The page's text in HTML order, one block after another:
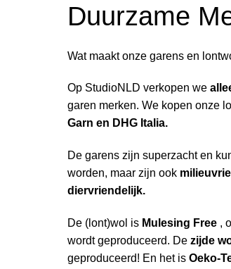
Duurzame
Wat maakt onze garens en
Op StudioNLD verkopen we
garen merken. We kopen onze
Garn en DHG Italia.
De garens zijn superzacht en
worden, maar zijn ook
diervriendelijk.
De (lont)wol is Mulesing Free ,
wordt geproduceerd. Dezijde
geproduceerd! En het is Oeko-